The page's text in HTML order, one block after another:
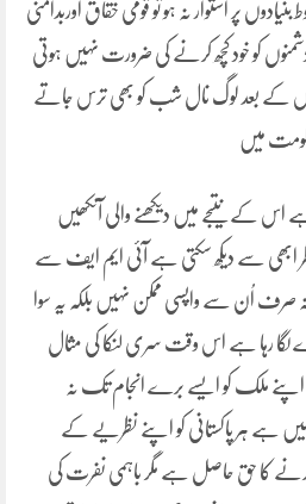
پر استوار نہ ہو تو قومی خقاق اوربدامنی
کو خود کچھ کرنے کی ضرورت نہیں ہوتی
اس کے بعد لوگ نال شب کو بھی ترس جاتے
میں
اس کے نتیجے میں دیکھنے والی آنکھیں
ابھی سے دیکھ سکتی ہے آئی ایم ایف سے
صرف اُن سے واپسی ممکن نہیں بلکہ یہ سوا
لگا رہا ہے اس وقت سری لنکا کی مثال
ملک کو ایسے برے انجام تک نہ
ہے ہر پاکستانی کو اپنے نظریے کے
کا حق حاصل ہے مگر باہمی نفرت کی